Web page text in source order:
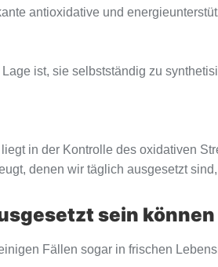
antioxidative und
ist, sie selbstständig zu
in der Kontrolle des oxidativen
denen wir täglich ausgesetzt sind,
sein können
Fällen sogar in frischen